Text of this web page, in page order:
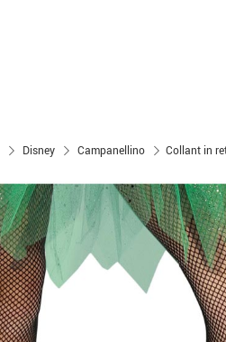
Disney Campanellino Collant in